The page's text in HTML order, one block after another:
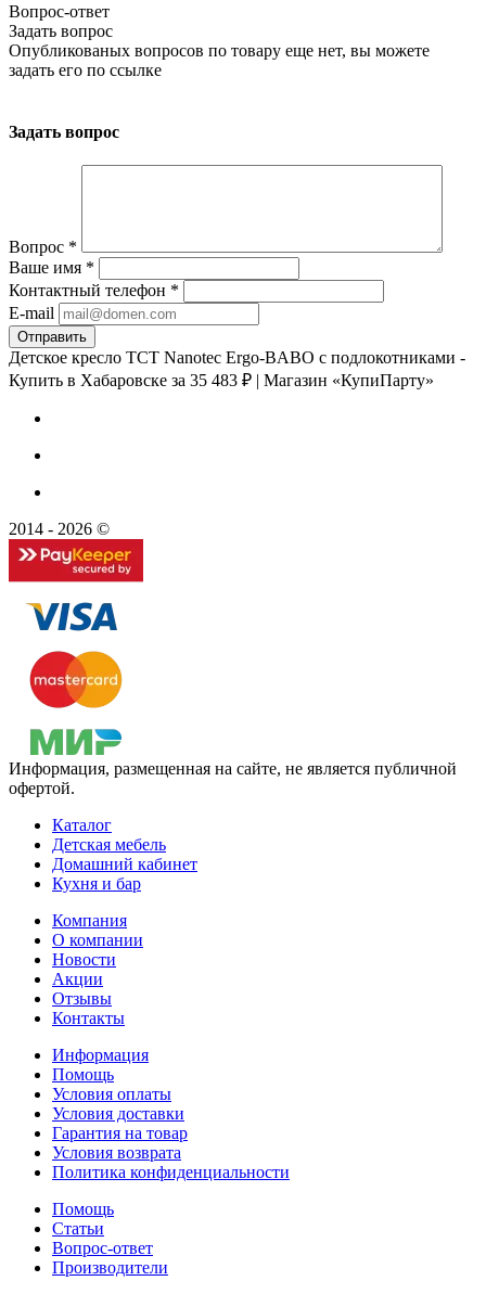
Вопрос-ответ
Задать вопрос
Опубликованых вопросов по товару еще нет, вы можете
задать его по ссылке
Задать вопрос
Вопрос *
Ваше имя *
Контактный телефон *
E-mail
Детское кресло TCT Nanotec Ergo-BABO с подлокотниками -
Купить в Хабаровске за 35 483 ₽ | Магазин «КупиПарту»
2014 - 2026 ©
Информация, размещенная на сайте, не является публичной
офертой.
Каталог
Детская мебель
Домашний кабинет
Кухня и бар
Компания
О компании
Новости
Акции
Отзывы
Контакты
Информация
Помощь
Условия оплаты
Условия доставки
Гарантия на товар
Условия возврата
Политика конфиденциальности
Помощь
Статьи
Вопрос-ответ
Производители